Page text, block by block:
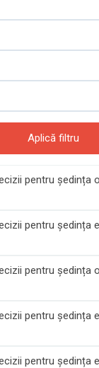
Aplică filtru
pentru ședința
pentru ședința
pentru ședința
pentru ședința
pentru ședința